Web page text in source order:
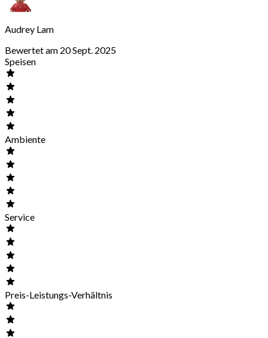
Audrey Lam
Bewertet am 20 Sept. 2025
Speisen
Ambiente
Service
Preis-Leistungs-Verhältnis